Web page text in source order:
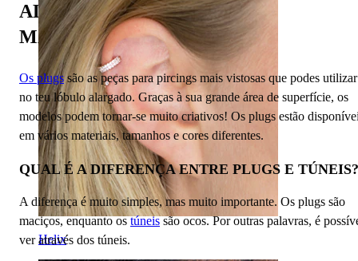
Helix
ALARGADOS: EXPLORAR
MATERIAIS E ESTILOS
Os plugssão as peças para pircings mais vistosas que podes utilizar
no teu lóbulo alargado. Graças à sua grande área de superfície, os
modelos podem tornar-se muito criativos! Os plugs estão
em vários materiais, tamanhos e cores diferentes.
QUAL É A DIFERENÇA ENTRE PLUGS E TÚNEIS?
A diferença é muito simples, mas muito importante. Os plugs são
maciços, enquanto ostúneissão ocos. Por outras palavras, é
ver através dos túneis.